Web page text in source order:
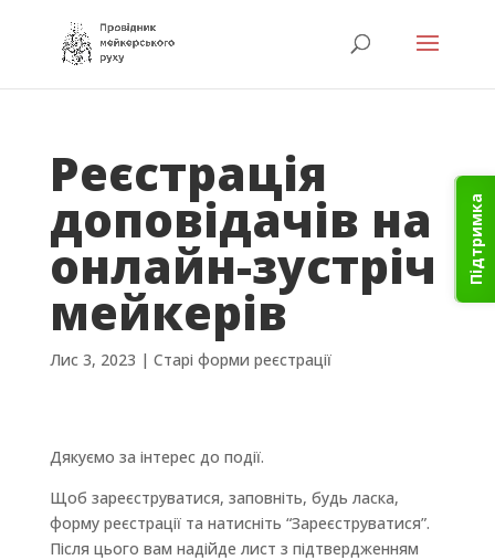
Підтримка
Реєстрація
доповідачів на
онлайн-зустріч
мейкерів
Лис 3, 2023 | Старі форми реєстрації
Дякуємо за інтерес до події.
Щоб зареєструватися, заповніть, будь ласка,
форму реєстрації та натисніть “Зареєструватися”.
Після цього вам надійде лист з підтвердженням